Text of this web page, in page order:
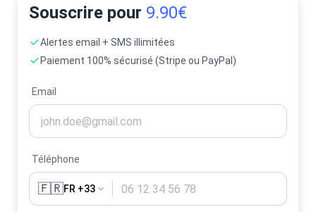
Souscrire pour 9.90€
Alertes email + SMS illimitées
Paiement 100% sécurisé (Stripe ou PayPal)
Email
Téléphone
🇫🇷FR +33